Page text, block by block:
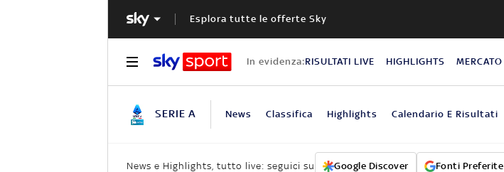
Esplora tutte le offerte Sky
In evidenza:RISULTATI LIVE HIGHLIGHTS MERCATO
SERIE A News Classifica Highlights Calendario E Risultati
News e Highlights, tutto live: seguici su Google Discover Fonti Preferite